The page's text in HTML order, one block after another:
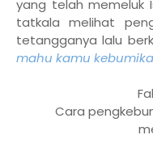
yang telah memeluk
tatkala melihat
tetangganya lalu
mahu kamu
Cara